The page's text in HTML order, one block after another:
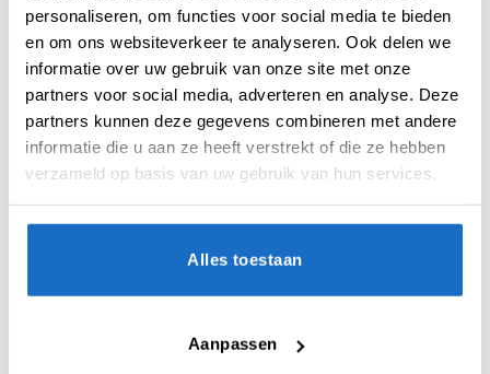
personaliseren, om functies voor social media te bieden
en om ons websiteverkeer te analyseren. Ook delen we
informatie over uw gebruik van onze site met onze
partners voor social media, adverteren en analyse. Deze
partners kunnen deze gegevens combineren met andere
informatie die u aan ze heeft verstrekt of die ze hebben
verzameld op basis van uw gebruik van hun services.
Alles toestaan
Aanpassen
AANVULLENDE INFORMATIE
BEOORDELINGEN (0)
Gebaseerd op de iconische John Lowe barrel,
zijn de Phase 5-darts wereldwijd bekend als dé
keuze van Phil Taylor, die deze pijlen tussen
2008 en 2014 met verwoestend effect
dart die ooit is geproduceerd.
vlucht en nauwkeurige worp.